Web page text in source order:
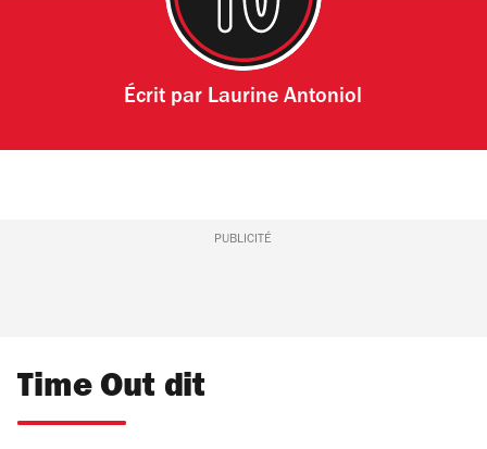
Écrit par Laurine Antoniol
PUBLICITÉ
Time Out dit